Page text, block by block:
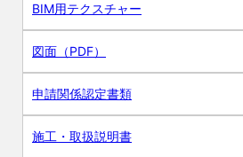
BIM用テクスチャー
図面（PDF）
申請関係認定書類
施工・取扱説明書